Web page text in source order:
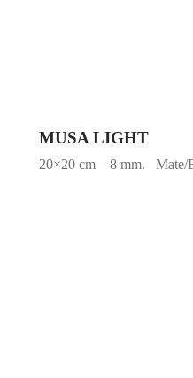
MUSA LIGHT
20×20 cm – 8 mm. Mate/